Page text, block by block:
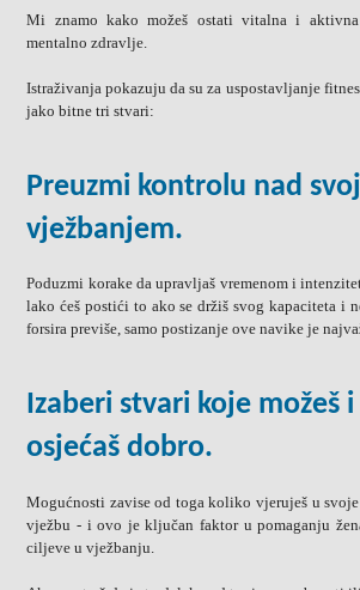
Mi znamo kako možeš ostati vitalna i aktivna
mentalno zdravlje.
Istraživanja pokazuju da su za uspostavljanje
jako bitne tri stvari:
Preuzmi kontrolu nad
vježbanjem.
Poduzmi korake da upravljaš vremenom i
lako ćeš postići to ako se držiš svog kapaciteta i
forsira previše, samo postizanje ove navike je
Izaberi stvari koje možeš i
osjećaš dobro.
Mogućnosti zavise od toga koliko vjeruješ u svoje
vježbu - i ovo je ključan faktor u pomaganju
ciljeve u vježbanju.